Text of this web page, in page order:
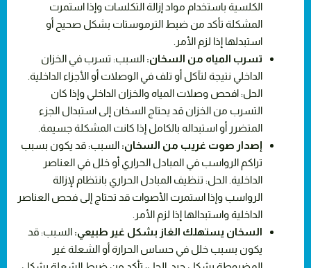
الكلسية باستخدام مواد إزالة التكلسات وإذا استمرت
المشكلة تأكد من ضبط الترموستات بشكل صحيح أو
استبدلها إذا لزم الأمر.
تسرب المياه من السخان: السبب: تسرب في الخزان
الداخلي نتيجة لتآكل أو تلف في الوصلات أو الأجزاء الداخلية.
الحل: افحص وصلات المياه والخزان الداخلي وإذا كان
التسرب من الخزان قد يحتاج السخان إلى استبدال الجزء
المتضرر أو استبداله بالكامل إذا كانت المشكلة جسيمة.
إصدار صوت غريب من السخان: السبب: قد يكون بسبب
تراكم الرواسب في المبادل الحراري أو خلل في العناصر
الداخلية. الحل: تنظيف المبادل الحراري بانتظام لإزالة
الرواسب وإذا استمرت الأصوات قد تحتاج إلى فحص العناصر
الداخلية واستبدالها إذا لزم الأمر.
السخان يستهلك الغاز بشكل غير طبيعي: السبب: قد
يكون بسبب خلل في حساس الحرارة أو الشعلة غير